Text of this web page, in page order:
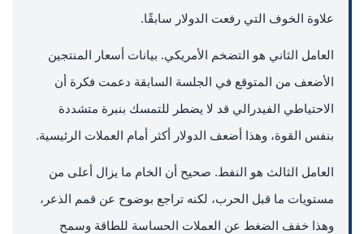
علاوة الخوف التي رفعت الدولار سابقًا.
العامل الثاني هو التضخم الأمريكي. بيانات أسعار المنتجين
الأضعف من المتوقع في الجلسة السابقة دعمت فكرة أن
الاحتياطي الفيدرالي قد لا يضطر للتمسك بنبرة متشددة
بنفس القوة، وهذا أضعف الدولار أكثر أمام العملات الرئيسية.
العامل الثالث هو النفط. صحيح أن الخام ما يزال أعلى من
مستويات ما قبل الحرب، لكنه تراجع بوضوح عن قمم الذعر،
وهذا خفف الضغط عن العملات الحساسة للطاقة وسمح